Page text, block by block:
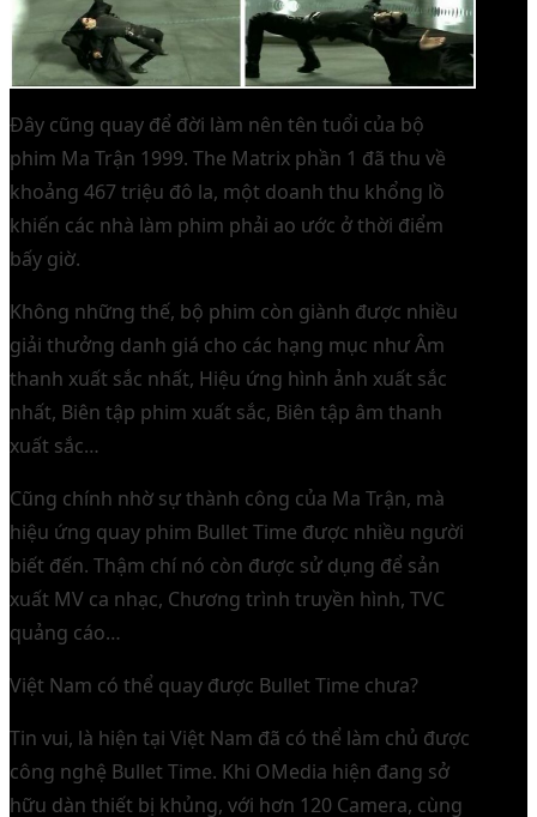
Đây cũng quay để đời làm nên tên tuổi của bộ
phim Ma Trận 1999. The Matrix phần 1 đã thu về
khoảng 467 triệu đô la, một doanh thu khổng lồ
khiến các nhà làm phim phải ao ước ở thời điểm
bấy giờ.
Không những thế, bộ phim còn giành được nhiều
giải thưởng danh giá cho các hạng mục như Âm
thanh xuất sắc nhất, Hiệu ứng hình ảnh xuất sắc
nhất, Biên tập phim xuất sắc, Biên tập âm thanh
xuất sắc…
Cũng chính nhờ sự thành công của Ma Trận, mà
hiệu ứng quay phim Bullet Time được nhiều người
biết đến. Thậm chí nó còn được sử dụng để sản
xuất MV ca nhạc, Chương trình truyền hình, TVC
quảng cáo…
Việt Nam có thể quay được Bullet Time chưa?
Tin vui, là hiện tại Việt Nam đã có thể làm chủ được
công nghệ Bullet Time. Khi OMedia hiện đang sở
hữu dàn thiết bị khủng, với hơn 120 Camera, cùng